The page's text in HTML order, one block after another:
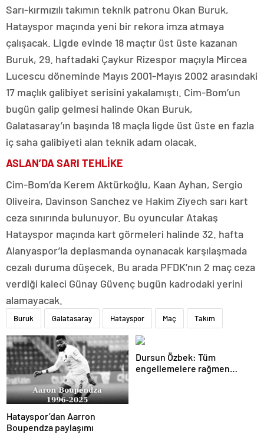
Sarı-kırmızılı takımın teknik patronu Okan Buruk,
Hatayspor maçında yeni bir rekora imza atmaya
çalışacak. Ligde evinde 18 maçtır üst üste kazanan
Buruk, 29. haftadaki Çaykur Rizespor maçıyla Mircea
Lucescu döneminde Mayıs 2001-Mayıs 2002 arasındaki
17 maçlık galibiyet serisini yakalamıştı. Cim-Bom’un
bugün galip gelmesi halinde Okan Buruk,
Galatasaray’ın başında 18 maçla ligde üst üste en fazla
iç saha galibiyeti alan teknik adam olacak.
ASLAN’DA SARI TEHLİKE
Cim-Bom’da Kerem Aktürkoğlu, Kaan Ayhan, Sergio
Oliveira, Davinson Sanchez ve Hakim Ziyech sarı kart
ceza sınırında bulunuyor. Bu oyuncular Atakaş
Hatayspor maçında kart görmeleri halinde 32. hafta
Alanyaspor’la deplasmanda oynanacak karşılaşmada
cezalı duruma düşecek. Bu arada PFDK’nın 2 maç ceza
verdiği kaleci Günay Güvenç bugün kadrodaki yerini
alamayacak.
Buruk Galatasaray Hatayspor Maç Takım
Hatayspor’dan Aarron
Boupendza paylaşımı
Dursun Özbek: Tüm
engellemelere rağmen